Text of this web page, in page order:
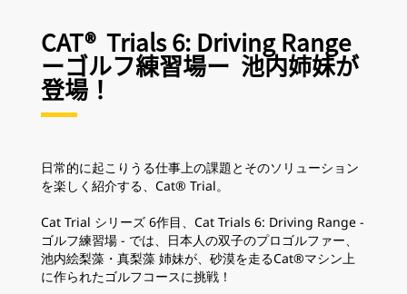
CAT® Trials 6: Driving Range
ーゴルフ練習場ー 池内姉妹が
登場！
日常的に起こりうる仕事上の課題とそのソリューション
を楽しく紹介する、Cat® Trial。
Cat Trial シリーズ 6作目、Cat Trials 6: Driving Range -
ゴルフ練習場 - では、日本人の双子のプロゴルファー、
池内絵梨藻・真梨藻 姉妹が、砂漠を走るCat®マシン上
に作られたゴルフコースに挑戦！